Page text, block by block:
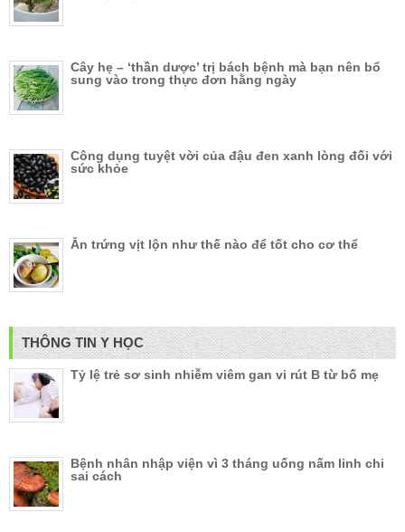
Cây hẹ – ‘thần dược’ trị bách bệnh mà bạn nên bổ
sung vào trong thực đơn hằng ngày
Công dụng tuyệt vời của đậu đen xanh lòng đối với
sức khỏe
Ăn trứng vịt lộn như thế nào để tốt cho cơ thể
THÔNG TIN Y HỌC
Tỷ lệ trẻ sơ sinh nhiễm viêm gan vi rút B từ bố mẹ
Bệnh nhân nhập viện vì 3 tháng uống nấm linh chi
sai cách